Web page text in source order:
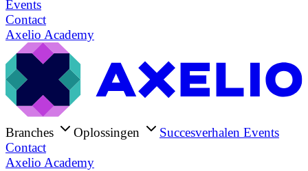
Events
Contact
Axelio Academy
Branches Oplossingen Succesverhalen Events
Contact
Axelio Academy